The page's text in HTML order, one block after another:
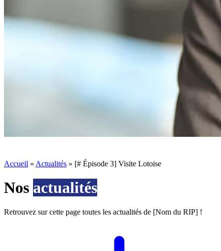
Accueil » Actualités » [# Épisode 3] Visite Lotoise
Nos actualités
Retrouvez sur cette page toutes les actualités de [Nom du RIP] !